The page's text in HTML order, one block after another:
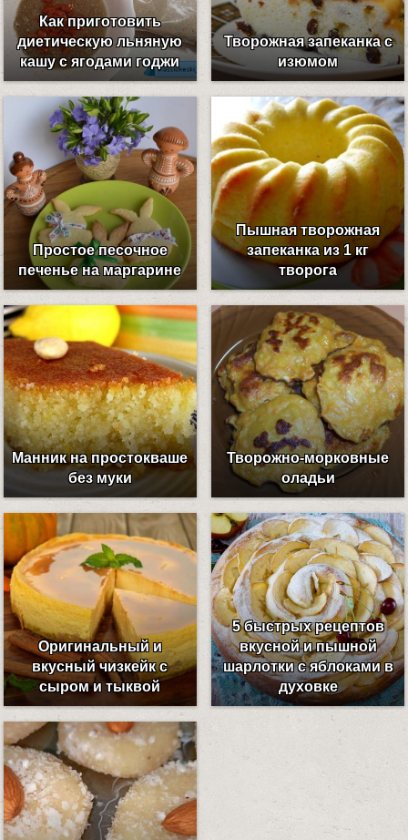
Как приготовить
диетическую льняную
кашу с ягодами годжи
Творожная запеканка с
изюмом
Простое песочное
печенье на маргарине
Пышная творожная
запеканка из 1 кг
творога
Манник на простокваше
без муки
Творожно-морковные
оладьи
Оригинальный и
вкусный чизкейк с
сыром и тыквой
5 быстрых рецептов
вкусной и пышной
шарлотки с яблоками в
духовке